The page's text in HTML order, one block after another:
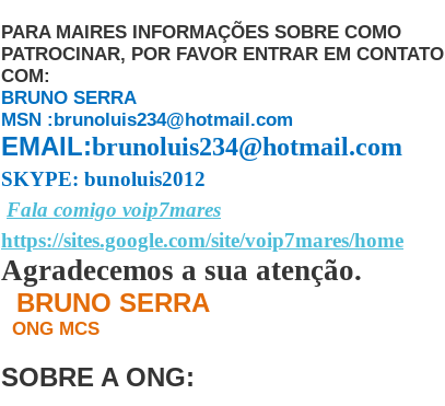
PARA MAIRES INFORMAÇÕES SOBRE COMO
PATROCINAR, POR FAVOR ENTRAR EM CONTATO
COM:
BRUNO SERRA
MSN :brunoluis234@hotmail.com
EMAIL:brunoluis234@hotmail.com
SKYPE: bunoluis2012
Fala comigo voip7mares
https://sites.google.com/site/voip7mares/home
Agradecemos a sua atenção.
BRUNO SERRA
ONG MCS
SOBRE A ONG: